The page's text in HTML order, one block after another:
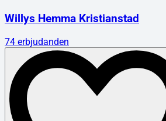
Willys Hemma Kristianstad
74 erbjudanden